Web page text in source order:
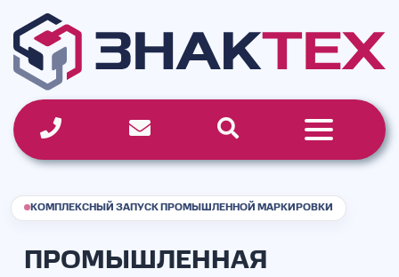
содержимому
КОМПЛЕКСНЫЙ ЗАПУСК ПРОМЫШЛЕННОЙ МАРКИРОВКИ
ПРОМЫШЛЕННАЯ